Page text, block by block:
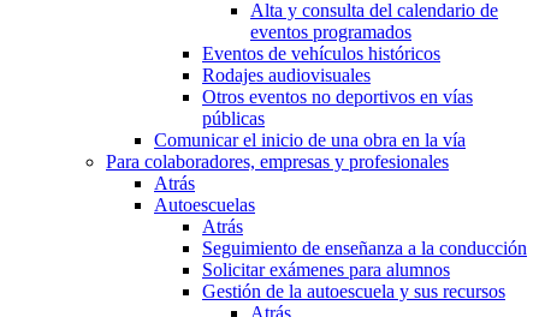
Alta y consulta del calendario de
eventos programados
Eventos de vehículos históricos
Rodajes audiovisuales
Otros eventos no deportivos en vías
públicas
Comunicar el inicio de una obra en la vía
Para colaboradores, empresas y profesionales
Atrás
Autoescuelas
Atrás
Seguimiento de enseñanza a la conducción
Solicitar exámenes para alumnos
Gestión de la autoescuela y sus recursos